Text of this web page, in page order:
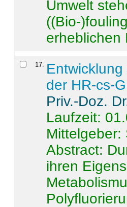
Umwelt
((Bio-
erheblichen
17
der HR-cs-
Priv.-Doz.
Laufzeit:
Mittelgeber:
Abstract:
ihren